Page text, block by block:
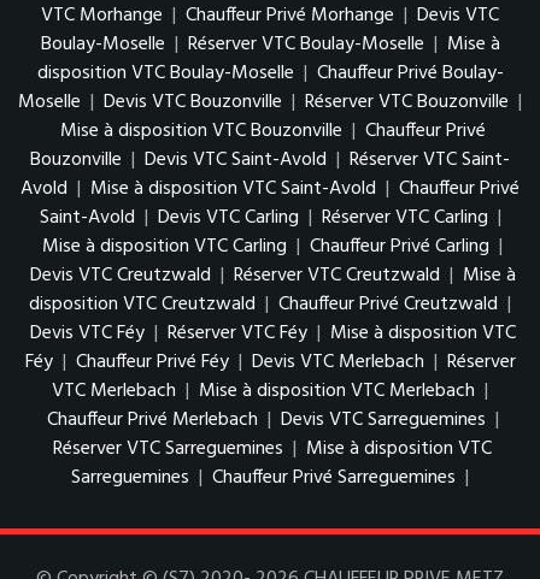
VTC Morhange | Chauffeur Privé Morhange | Devis VTC
Boulay-Moselle | Réserver VTC Boulay-Moselle | Mise à
disposition VTC Boulay-Moselle | Chauffeur Privé Boulay-
Moselle | Devis VTC Bouzonville | Réserver VTC Bouzonville |
Mise à disposition VTC Bouzonville | Chauffeur Privé
Bouzonville | Devis VTC Saint-Avold | Réserver VTC Saint-
Avold | Mise à disposition VTC Saint-Avold | Chauffeur Privé
Saint-Avold | Devis VTC Carling | Réserver VTC Carling |
Mise à disposition VTC Carling | Chauffeur Privé Carling |
Devis VTC Creutzwald | Réserver VTC Creutzwald | Mise à
disposition VTC Creutzwald | Chauffeur Privé Creutzwald |
Devis VTC Féy | Réserver VTC Féy | Mise à disposition VTC
Féy | Chauffeur Privé Féy | Devis VTC Merlebach | Réserver
VTC Merlebach | Mise à disposition VTC Merlebach |
Chauffeur Privé Merlebach | Devis VTC Sarreguemines |
Réserver VTC Sarreguemines | Mise à disposition VTC
Sarreguemines | Chauffeur Privé Sarreguemines |